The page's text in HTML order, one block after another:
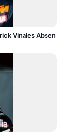
Vinales Absen